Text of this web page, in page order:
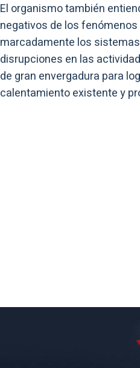
El organismo también
negativos de los
marcadamente los
disrupciones en las
de gran envergadura para
calentamiento existente y